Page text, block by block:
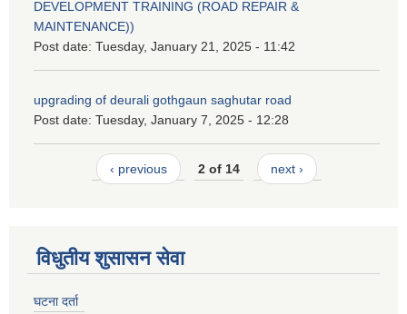
DEVELOPMENT TRAINING (ROAD REPAIR &
MAINTENANCE))
Post date: Tuesday, January 21, 2025 - 11:42
upgrading of deurali gothgaun saghutar road
Post date: Tuesday, January 7, 2025 - 12:28
‹ previous 2 of 14 next ›
विधुतीय शुसासन सेवा
घटना दर्ता